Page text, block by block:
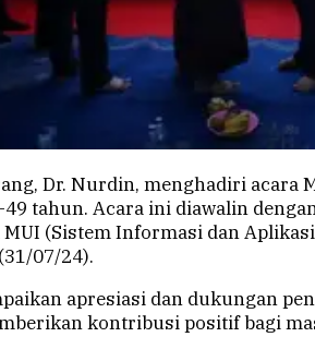
Dr. Nurdin, menghadiri acara
tahun. Acara ini diawalin
(Sistem Informasi dan
07/24).
apresiasi dan dukungan
kontribusi positif bagi